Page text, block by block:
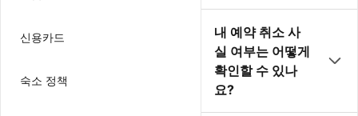
신용카드
숙소 정책
내 예약 취소 사
실 여부는 어떻게
확인할 수 있나
요?